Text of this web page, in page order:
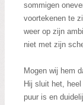
sommigen
voortekenen te
weer op zijn
niet met zijn
Mogen wij hem
Hij sluit het,
puur is en